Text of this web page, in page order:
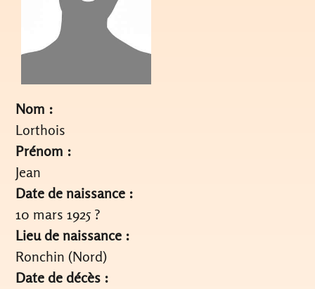
Nom :
Lorthois
Prénom :
Jean
Date de naissance :
10 mars 1925 ?
Lieu de naissance :
Ronchin (Nord)
Date de décès :